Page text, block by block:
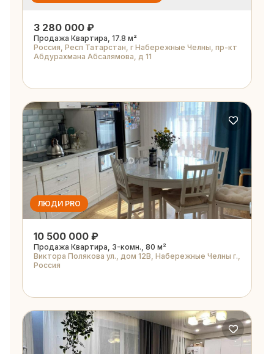
3 280 000 ₽
Продажа Квартира, 17.8 м²
Россия, Респ Татарстан, г Набережные Челны, пр-кт
Абдурахмана Абсалямова, д 11
ЛЮДИ PRO
10 500 000 ₽
Продажа Квартира, 3-комн., 80 м²
Виктора Полякова ул., дом 12В, Набережные Челны г.,
Россия